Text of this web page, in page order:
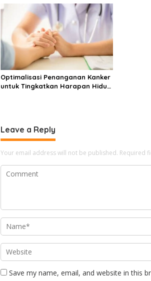
o
n
Protokol Kesehatan
Optimalisasi Penanganan Kanker
untuk Tingkatkan Harapan Hidup
Leave a Reply
Your email address will not be published. Required
Save my name, email, and website in this